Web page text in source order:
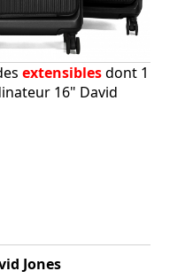
extensiblesdont 1
16" David
Jones